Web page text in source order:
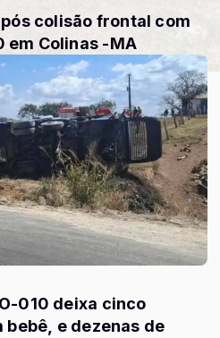
colisão frontal com
em Colinas -MA
010 deixa cinco
e dezenas de